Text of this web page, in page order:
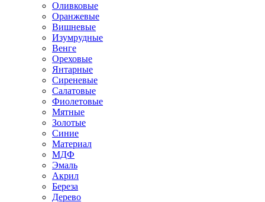
Оливковые
Оранжевые
Вишневые
Изумрудные
Венге
Ореховые
Янтарные
Сиреневые
Салатовые
Фиолетовые
Мятные
Золотые
Синие
Материал
МДФ
Эмаль
Акрил
Береза
Дерево